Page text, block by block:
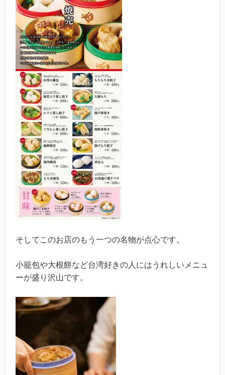
そしてこのお店のもう一つの名物が点心です。
小籠包や大根餅など台湾好きの人にはうれしいメニュ
ーが盛り沢山です。